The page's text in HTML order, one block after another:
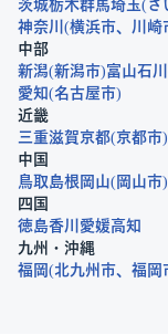
茨城栃木群馬埼玉 さ
神奈川
横浜市 川崎
中部
新潟 新潟市 富山石川
愛知 名古屋市
近畿
三重滋賀京都 京都市
中国
鳥取 島根 岡山 岡山市
四国
徳島香川 愛媛高知
九州・沖縄
福岡 北九州市 福岡